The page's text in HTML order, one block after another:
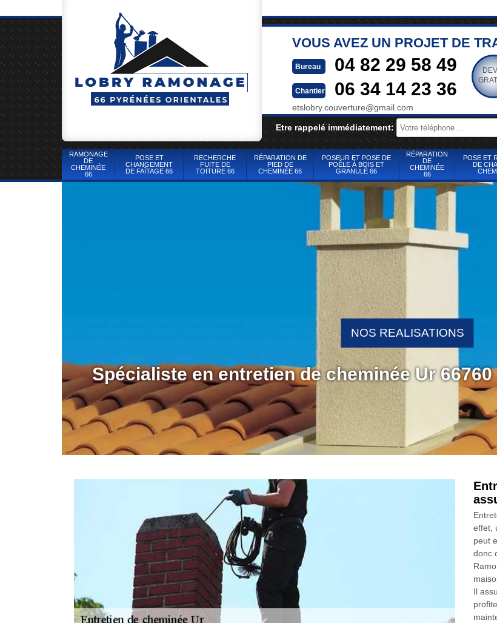
VOUS AVEZ UN PROJET DE
Bureau 04 82 29 58 49
Chantier 06 34 14 23 36
etslobry.couverture@gmail.com
Etre rappelé immédiatement:
RAMONAGE
DE
CHEMINÉE
66
POSE ET
CHANGEMENT
DE FAÎTAGE 66
RECHERCHE
FUITE DE
TOITURE 66
RÉPARATION DE
PIED DE
CHEMINÉE 66
POSEUR ET POSE DE
POÊLE À BOIS ET
GRANULÉ 66
RÉPARATION
DE
CHEMINÉE
66
POSE ET
DE
Spécialiste en entretien de cheminée Ur 66760
NOS REALISATIONS
effet,
peut
donc
Il